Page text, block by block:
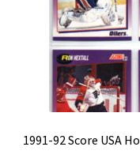
1991-92 Score USA